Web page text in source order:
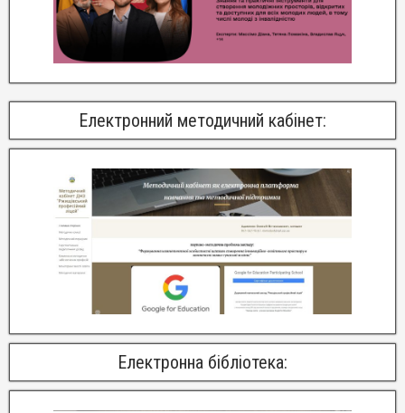
Електронний методичний кабінет:
Електронна бібліотека: